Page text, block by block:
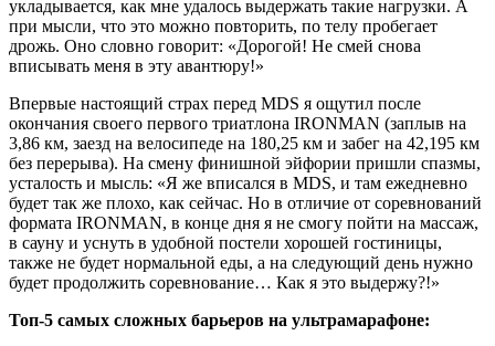
укладывается, как мне удалось выдержать такие нагрузки. А
при мысли, что это можно повторить, по телу пробегает
дрожь. Оно словно говорит: «Дорогой! Не смей снова
вписывать меня в эту авантюру!»
Впервые настоящий страх перед MDS я ощутил после
окончания своего первого триатлона IRONMAN (заплыв на
3,86 км, заезд на велосипеде на 180,25 км и забег на 42,195 км
без перерыва). На смену финишной эйфории пришли спазмы,
усталость и мысль: «Я же вписался в MDS, и там ежедневно
будет так же плохо, как сейчас. Но в отличие от соревнований
формата IRONMAN, в конце дня я не смогу пойти на массаж,
в сауну и уснуть в удобной постели хорошей гостиницы,
также не будет нормальной еды, а на следующий день нужно
будет продолжить соревнование… Как я это выдержу?!»
Топ-5 самых сложных барьеров на ультрамарафоне: